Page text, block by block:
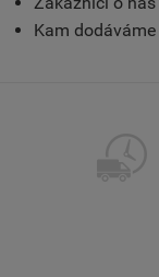
Kam dodáváme